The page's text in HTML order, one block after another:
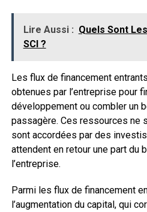
Lire Aussi : Quels Sont
SCI ?
Les flux de financement
obtenues par l’entreprise pour
développement ou combler un
passagère. Ces ressources ne
sont accordées par des
attendent en retour une part du
l’entreprise.
Parmi les flux de financement
l’augmentation du capital, qui